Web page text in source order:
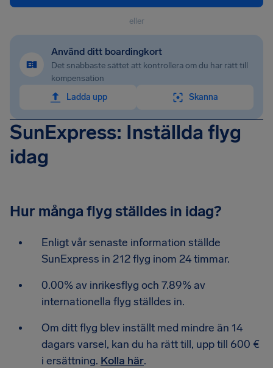
eller
Använd ditt boardingkort
Det snabbaste sättet att kontrollera om du har rätt till
kompensation
Ladda upp
Skanna
SunExpress: Inställda flyg
idag
Hur många flyg ställdes in idag?
Enligt vår senaste information ställde
SunExpress in 212 flyg inom 24 timmar.
0.00% av inrikesflyg och 7.89% av
internationella flyg ställdes in.
Om ditt flyg blev inställt med mindre än 14
dagars varsel, kan du ha rätt till, upp till 600 €
i ersättning. Kolla här.